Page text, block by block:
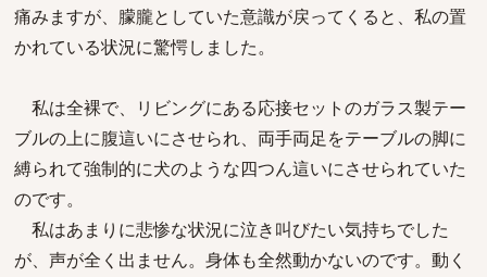
痛みますが、朦朧としていた意識が戻ってくると、私の置
かれている状況に驚愕しました。
私は全裸で、リビングにある応接セットのガラス製テー
ブルの上に腹這いにさせられ、両手両足をテーブルの脚に
縛られて強制的に犬のような四つん這いにさせられていた
のです。
私はあまりに悲惨な状況に泣き叫びたい気持ちでした
が、声が全く出ません。身体も全然動かないのです。動く